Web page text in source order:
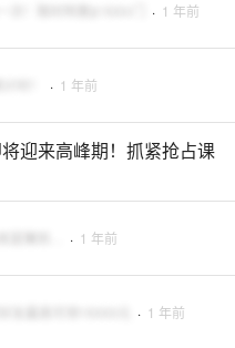
· 1 年前
· 1 年前
迎来高峰期！抓紧抢占课
· 1 年前
· 1 年前